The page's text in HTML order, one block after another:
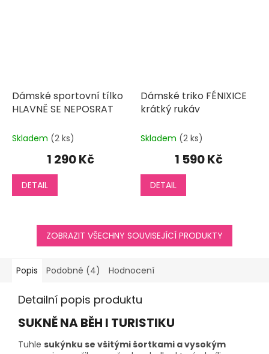
Dámské sportovní tílko
HLAVNĚ SE NEPOSRAT
Skladem (2 ks)
1 290 Kč
DETAIL
Dámské triko FÉNIXICE
krátký rukáv
Skladem (2 ks)
1 590 Kč
DETAIL
ZOBRAZIT VŠECHNY SOUVISEJÍCÍ PRODUKTY
Popis Podobné (4) Hodnocení
Detailní popis produktu
SUKNĚ NA BĚH I TURISTIKU
Tuhle sukýnku se všitými šortkami a vysokým